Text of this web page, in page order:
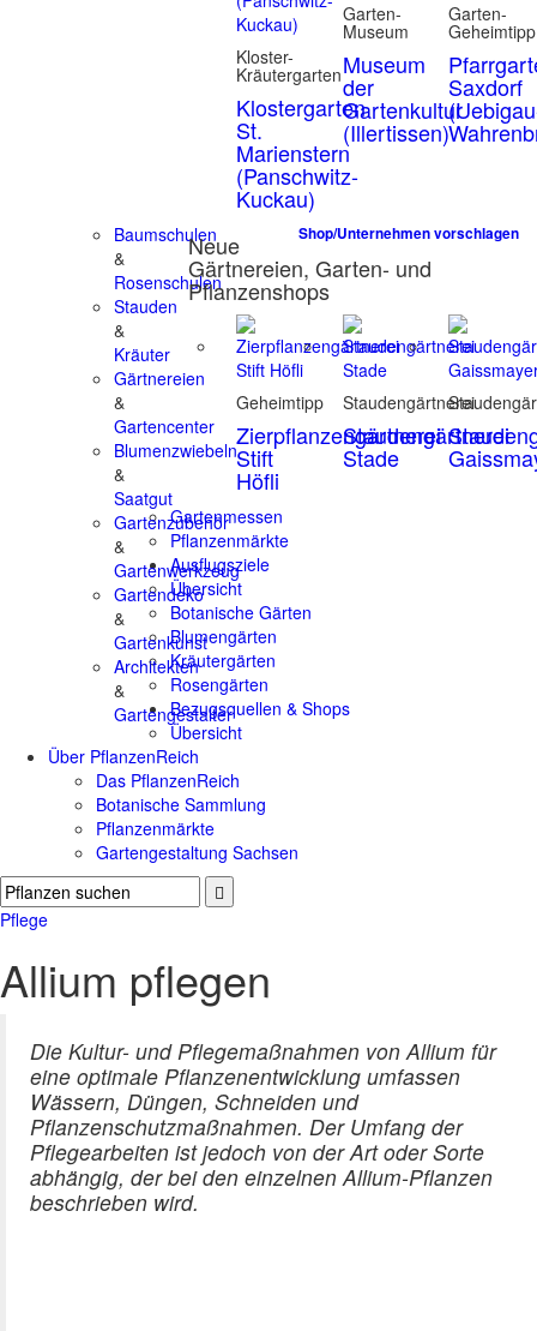
Kloster-
Kräutergarten
Klostergarten
St.
Marienstern
(Panschwitz-
Kuckau)
Garten-
Museum
Museum
der
Gartenkultur
(Illertissen)
Garten-
Geheimtipp
Saxdorf
Baumschulen
&
Rosenschulen
Stauden
&
Kräuter
Gärtnereien
&
Gartencenter
Blumenzwiebeln
&
Saatgut
Gartenzubehör
&
Gartenwerkzeug
Gartendeko
&
Gartenkunst
Architekten
&
Gartengestalter
Shop/Unternehmen vorschlagen
Neue
Gärtnereien, Garten- und
Pflanzenshops
Geheimtipp
Zierpflanzengärtnerei
Stift
Höfli
Staudengärtnerei
Staudengärtnerei
Stade
Gartenmessen
Pflanzenmärkte
Ausflugsziele
Übersicht
Botanische Gärten
Blumengärten
Kräutergärten
Rosengärten
Bezugsquellen & Shops
Übersicht
Über PflanzenReich
Das PflanzenReich
Botanische Sammlung
Pflanzenmärkte
Gartengestaltung Sachsen
Pflege
Allium pflegen
Die Kultur- und Pflegemaßnahmen von Allium für
eine optimale Pflanzenentwicklung umfassen
Wässern, Düngen, Schneiden und
Pflanzenschutzmaßnahmen. Der Umfang der
Pflegearbeiten ist jedoch von der Art oder Sorte
abhängig, der bei den einzelnen Allium-Pflanzen
beschrieben wird.